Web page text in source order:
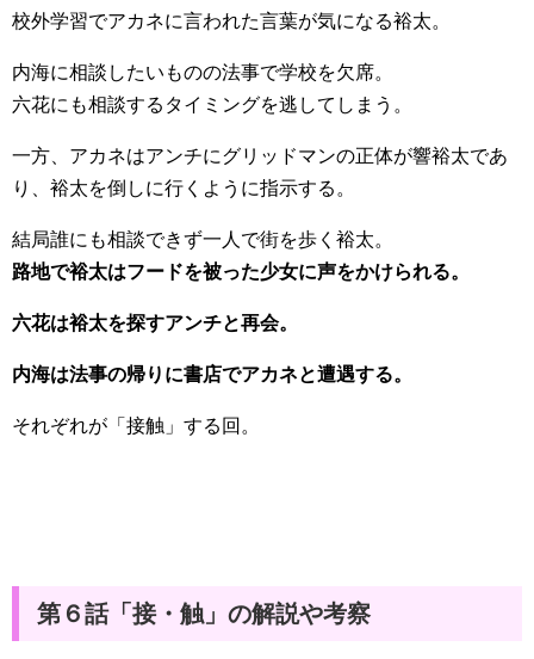
校外学習でアカネに言われた言葉が気になる裕太。
内海に相談したいものの法事で学校を欠席。
六花にも相談するタイミングを逃してしまう。
一方、アカネはアンチにグリッドマンの正体が響裕太であ
り、裕太を倒しに行くように指示する。
結局誰にも相談できず一人で街を歩く裕太。
路地で裕太はフードを被った少女に声をかけられる。
六花は裕太を探すアンチと再会。
内海は法事の帰りに書店でアカネと遭遇する。
それぞれが「接触」する回。
第６話「接・触」の解説や考察